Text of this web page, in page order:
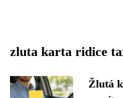
zluta karta ridice
Žlutá